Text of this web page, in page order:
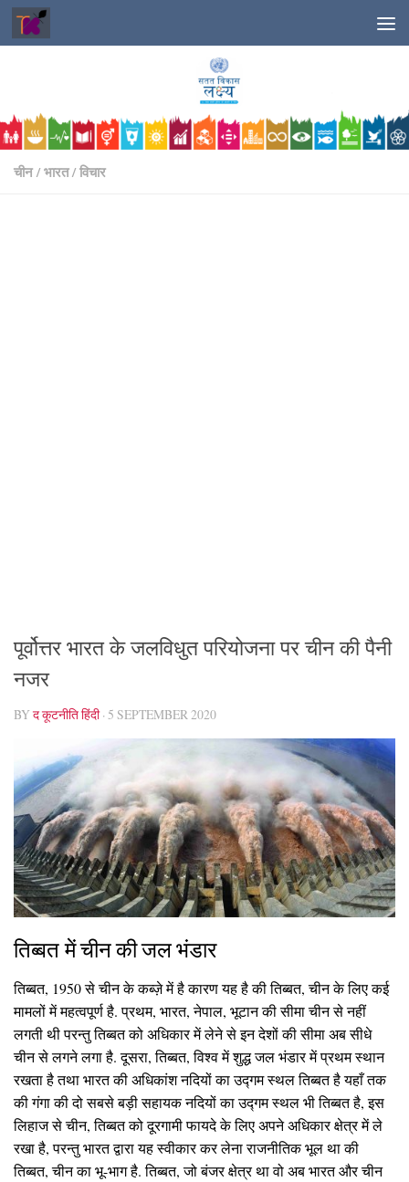
Skip to content
चीन/भारत/विचार
पूर्वोत्तर भारत के जलविधुत परियोजना पर चीन की पैनी
नजर
BYद कूटनीति हिंदी · 5 SEPTEMBER 2020
तिब्बत में चीन की जल भंडार
तिब्बत, 1950 से चीन के कब्ज़े में है कारण यह है की तिब्बत, चीन के लिए कई
मामलों में महत्वपूर्ण है. प्रथम, भारत, नेपाल, भूटान की सीमा चीन से नहीं
लगती थी परन्तु तिब्बत को अधिकार में लेने से इन देशों की सीमा अब सीधे
चीन से लगने लगा है. दूसरा, तिब्बत, विश्व में शुद्ध जल भंडार में प्रथम स्थान
रखता है तथा भारत की अधिकांश नदियों का उद्गम स्थल तिब्बत है यहाँ तक
की गंगा की दो सबसे बड़ी सहायक नदियों का उद्गम स्थल भी तिब्बत है, इस
लिहाज से चीन, तिब्बत को दूरगामी फायदे के लिए अपने अधिकार क्षेत्र में ले
रखा है, परन्तु भारत द्वारा यह स्वीकार कर लेना राजनीतिक भूल था की
तिब्बत, चीन का भू-भाग है. तिब्बत, जो बंजर क्षेत्र था वो अब भारत और चीन